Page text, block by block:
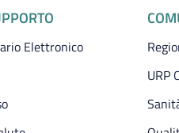
Elettronico
URP